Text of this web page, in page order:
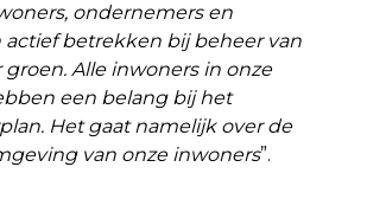
ondernemers en
betrekken bij beheer van
Alle inwoners in onze
een belang bij het
Het gaat namelijk over de
van onze inwoners”.